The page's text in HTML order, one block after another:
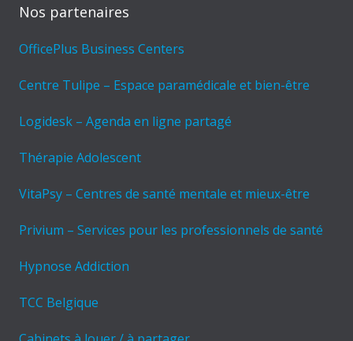
Nos partenaires
OfficePlus Business Centers
Centre Tulipe – Espace paramédicale et bien-être
Logidesk – Agenda en ligne partagé
Thérapie Adolescent
VitaPsy – Centres de santé mentale et mieux-être
Privium – Services pour les professionnels de santé
Hypnose Addiction
TCC Belgique